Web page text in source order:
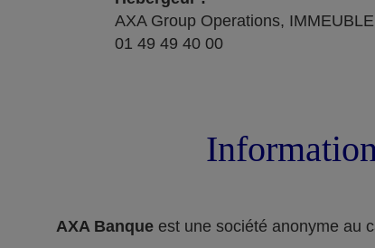
AXA Group Operations,
01 49 49 40 00
AXA Banque est une société anonyme au